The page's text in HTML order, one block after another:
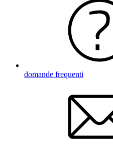
domande frequenti